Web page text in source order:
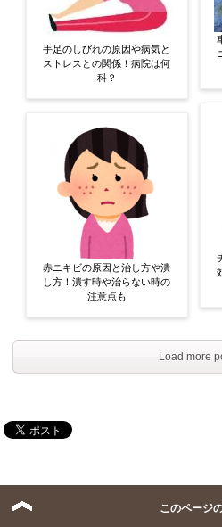
手足のしびれの原因や病気と
ストレスとの関係！病院は何
科？
赤ニキビの原因と治し方や潰
し方！潰す時や治らない時の
注意点も
Load more
最新の役立ち記事はコチラ!? このページ